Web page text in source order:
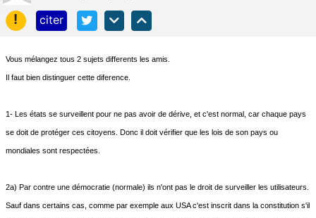
!
citer
Vous mélangez tous 2 sujets differents les amis.
Il faut bien distinguer cette diference.
1- Les états se surveillent pour ne pas avoir de dérive, et c'est normal, car chaque pays
se doit de protéger ces citoyens. Donc il doit vérifier que les lois de son pays ou
mondiales sont respectées.
2a) Par contre une démocratie (normale) ils n'ont pas le droit de surveiller les utilisateurs.
Sauf dans certains cas, comme par exemple aux USA c'est inscrit dans la constitution s'il